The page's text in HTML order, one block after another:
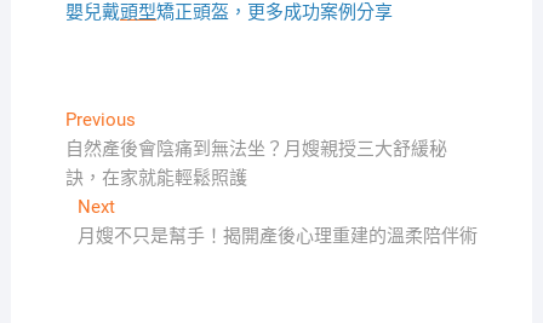
嬰兒戴頭型矯正頭盔，更多成功案例分享
文
章
導
覽
PreviousPrevious
post:
自然產後會陰痛到無法坐？月嫂親授三大舒緩秘
訣，在家就能輕鬆照護
NextNext
post:
月嫂不只是幫手！揭開產後心理重建的溫柔陪伴術